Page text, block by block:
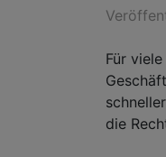
Für
die